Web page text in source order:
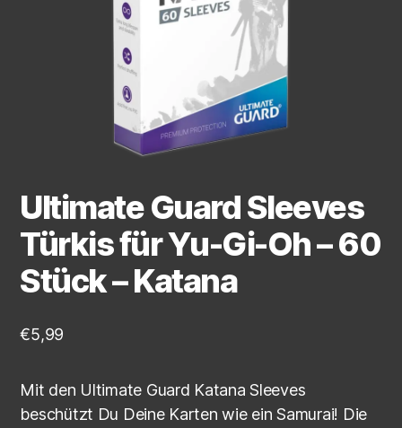
Ultimate Guard Sleeves
Türkis für Yu-Gi-Oh – 60
Stück – Katana
€5,99
Mit den Ultimate Guard Katana Sleeves
beschützt Du Deine Karten wie ein Samurai! Die